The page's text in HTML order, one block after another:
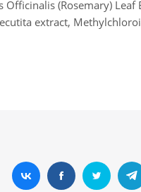
(Rosemary)
extract,